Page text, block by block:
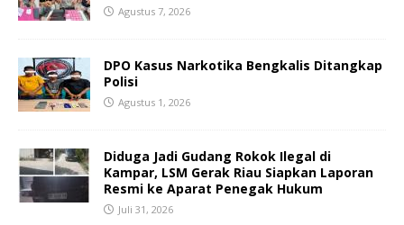
Agustus 7, 2026
DPO Kasus Narkotika Bengkalis Ditangkap
Polisi
Agustus 1, 2026
Diduga Jadi Gudang Rokok Ilegal di
Kampar, LSM Gerak Riau Siapkan Laporan
Resmi ke Aparat Penegak Hukum
Juli 31, 2026